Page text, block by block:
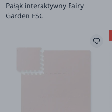
Pałąk interaktywny Fairy
Garden FSC